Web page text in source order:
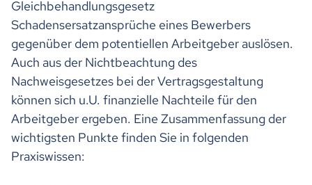
Gleichbehandlungsgesetz
Schadensersatzansprüche eines Bewerbers
gegenüber dem potentiellen Arbeitgeber auslösen.
Auch aus der Nichtbeachtung des
Nachweisgesetzes bei der Vertragsgestaltung
können sich u.U. finanzielle Nachteile für den
Arbeitgeber ergeben. Eine Zusammenfassung der
wichtigsten Punkte finden Sie in folgenden
Praxiswissen: